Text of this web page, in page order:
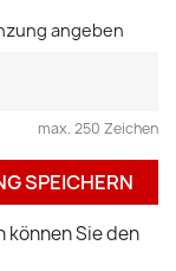
angeben
max. 250 Zeichen
SPEICHERN
können Sie den